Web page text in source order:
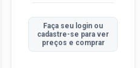
Faça seu login ou
cadastre-se para ver
preços e comprar